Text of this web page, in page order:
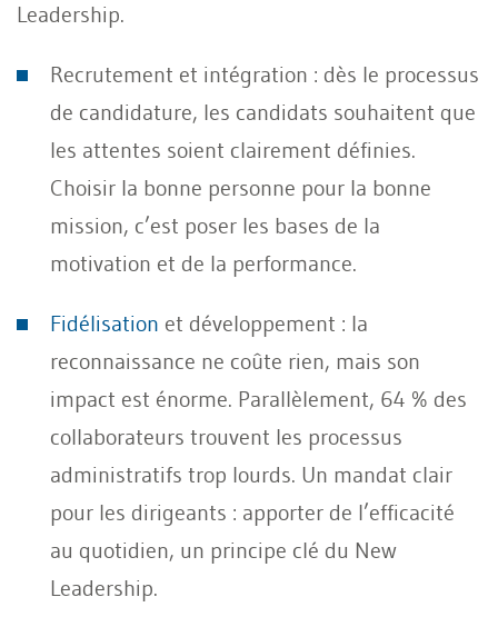
Leadership.
Recrutement et intégration : dès le processus
de candidature, les candidats souhaitent que
les attentes soient clairement définies.
Choisir la bonne personne pour la bonne
mission, c’est poser les bases de la
motivation et de la performance.
Fidélisation et développement : la
reconnaissance ne coûte rien, mais son
impact est énorme. Parallèlement, 64 % des
collaborateurs trouvent les processus
administratifs trop lourds. Un mandat clair
pour les dirigeants : apporter de l’efficacité
au quotidien, un principe clé du New
Leadership.